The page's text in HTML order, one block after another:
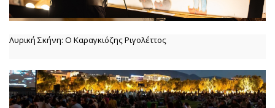
Λυρική Σκήνη: Ο Καραγκιόζης Ριγολέττος